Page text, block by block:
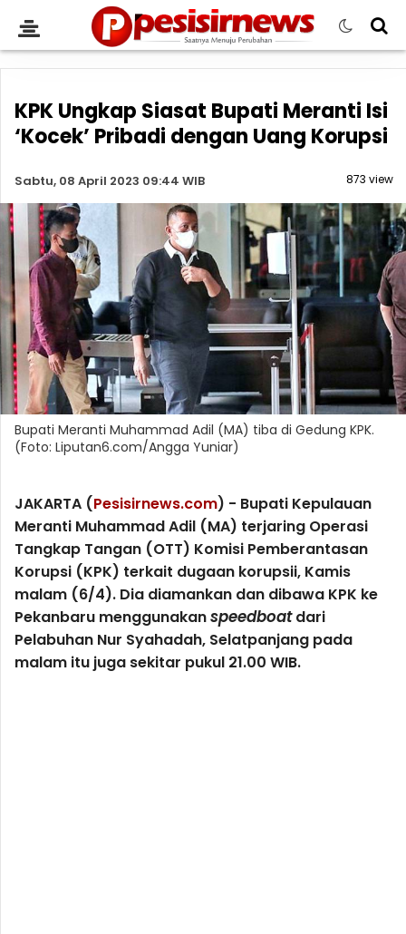
KPK Ungkap Siasat Bupati Meranti Isi
‘Kocek’ Pribadi dengan Uang Korupsi
Sabtu, 08 April 2023 09:44 WIB 873 view
Bupati Meranti Muhammad Adil (MA) tiba di Gedung KPK.
(Foto: Liputan6.com/Angga Yuniar)
JAKARTA (Pesisirnews.com) - Bupati Kepulauan
Meranti Muhammad Adil (MA) terjaring Operasi
Tangkap Tangan (OTT) Komisi Pemberantasan
Korupsi (KPK) terkait dugaan korupsii, Kamis
malam (6/4). Dia diamankan dan dibawa KPK ke
Pekanbaru menggunakanspeedboatdari
Pelabuhan Nur Syahadah, Selatpanjang pada
malam itu juga sekitar pukul 21.00 WIB.